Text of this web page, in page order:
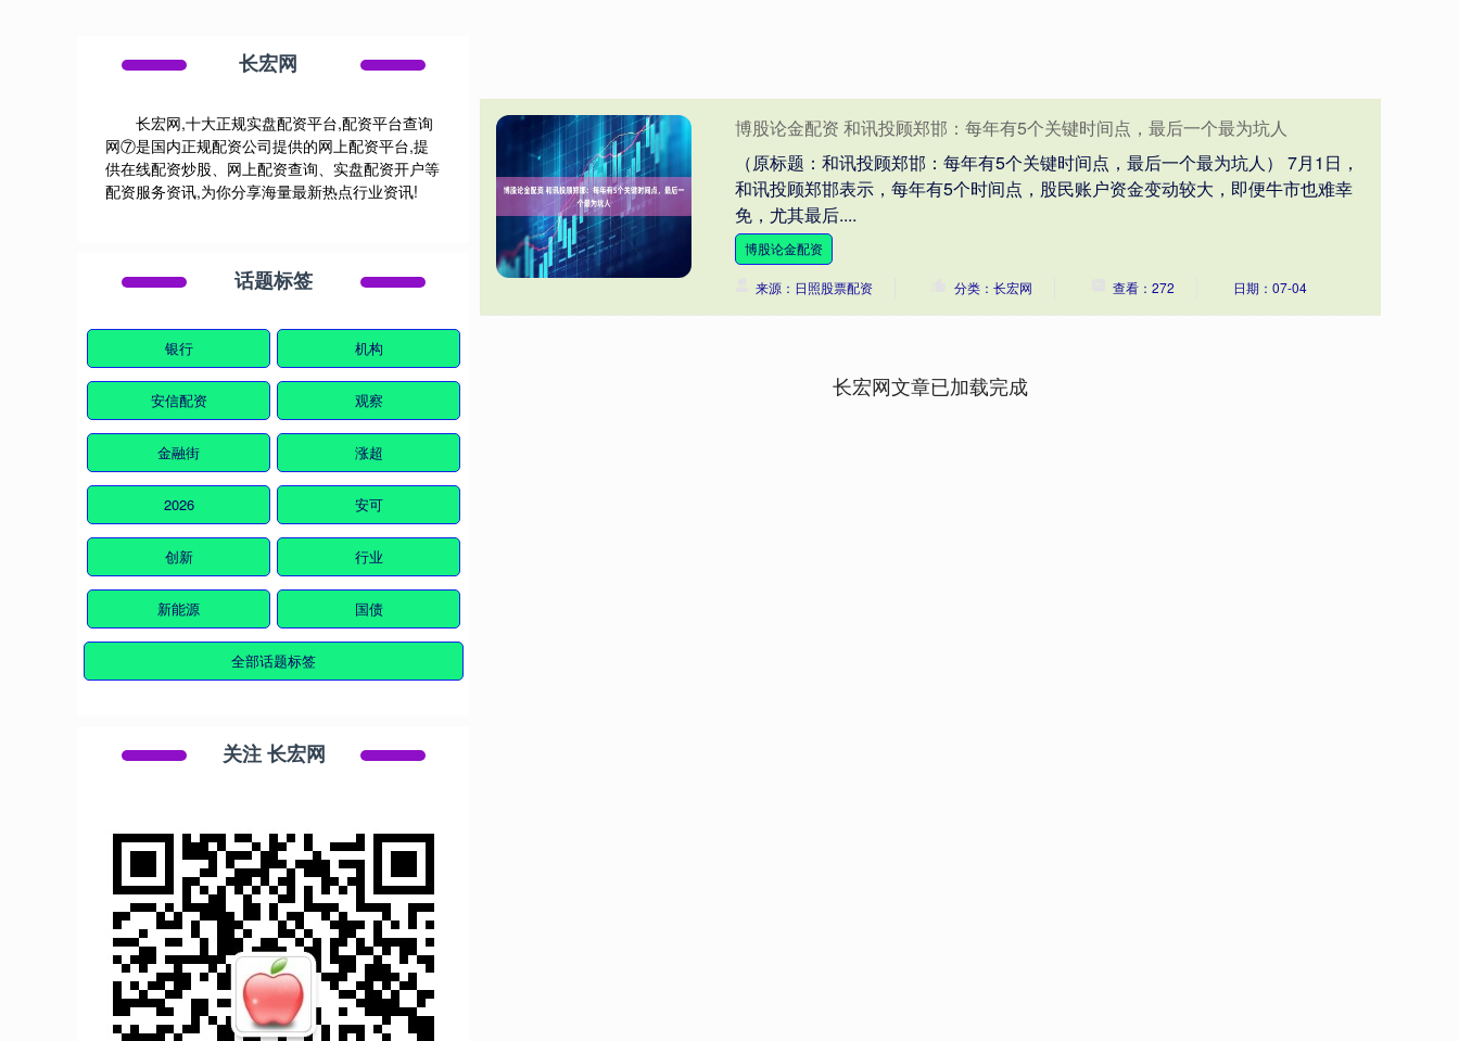
博股论金配资 和讯投顾郑邯：每年有5个关键时间点，最后一个最为坑人
（原标题：和讯投顾郑邯：每年有5个关键时间点，最后一个最为坑人） 7月1日，
和讯投顾郑邯表示，每年有5个时间点，股民账户资金变动较大，即便牛市也难幸
免，尤其最后....
博股论金配资
来源：日照股票配资 分类：长宏网 查看：272 日期：07-04
长宏网文章已加载完成
长宏网
长宏网,十大正规实盘配资平台,配资平台查询
网⑦是国内正规配资公司提供的网上配资平台,提
供在线配资炒股、网上配资查询、实盘配资开户等
配资服务资讯,为你分享海量最新热点行业资讯!
话题标签
银行 机构
安信配资 观察
金融街 涨超
2026 安可
创新 行业
新能源 国债
全部话题标签
关注 长宏网